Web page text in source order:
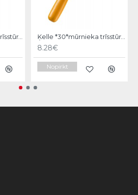
Ķelle *30*mūrnieka trīsstūra 18cm, Hardy Ķelle *30*mūrnieka trīsstūra 20cm, Hardy
8.28€
Nopirkt